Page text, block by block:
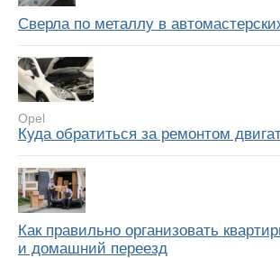
Сверла по металлу в
Opel
Куда обратиться за ремонтом
Как правильно организовать
и домашний переезд